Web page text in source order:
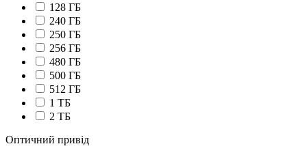
128 ГБ
240 ГБ
250 ГБ
256 ГБ
480 ГБ
500 ГБ
512 ГБ
1 TБ
2 TБ
Оптичний привід